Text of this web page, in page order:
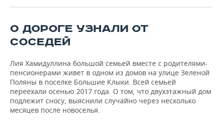
ФИГУРНОЕ КАТАНИЕ
ВОДНЫЕ ВИДЫ СПОРТА
ХОККЕЙ С МЯЧОМ
МЕДИЦИНА
ОБРАЗОВАНИЕ
ПРОИСШЕСТВИЯ
О ДОРОГЕ УЗНАЛИ ОТ
СОСЕДЕЙ
Лия Хамидуллина большой семьей вместе с родителями-
пенсионерами живет в одном из домов на улице Зеленой
Поляны в поселке Большие Клыки. Всей семьей
переехали осенью 2017 года. О том, что двухэтажный дом
подлежит сносу, выяснили случайно через несколько
месяцев после новоселья.